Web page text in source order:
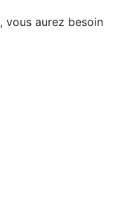
, vous aurez besoin